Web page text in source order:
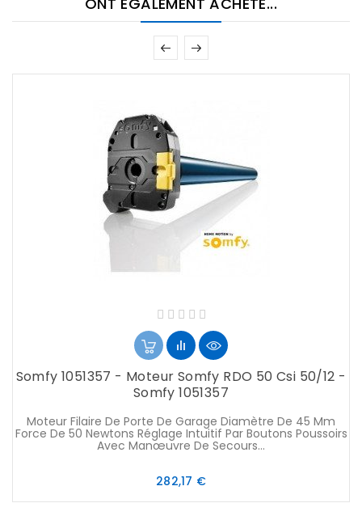
Somfy 1051357 - Moteur Somfy RDO 50 Csi 50/12 -
Somfy 1051357
Moteur Filaire De Porte De Garage Diamètre De 45 Mm
Force De 50 Newtons Réglage Intuitif Par Boutons Poussoirs
Avec Manœuvre De Secours...
282,17 €Prix